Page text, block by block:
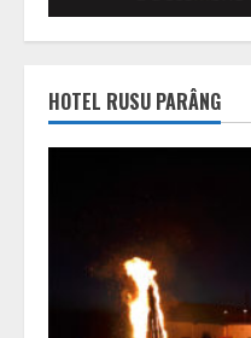
HOTEL RUSU PARÂNG